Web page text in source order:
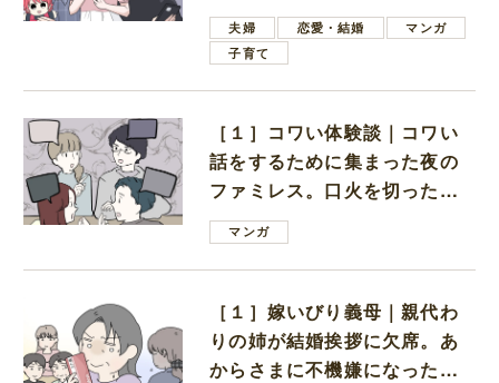
ない男子学生
夫婦 恋愛・結婚
マンガ
子育て
［１］コワい体験談｜コワい
話をするために集まった夜の
ファミレス。口火を切ったの
は電車好きの男の子ママ
マンガ
［１］嫁いびり義母｜親代わ
りの姉が結婚挨拶に欠席。あ
からさまに不機嫌になった義